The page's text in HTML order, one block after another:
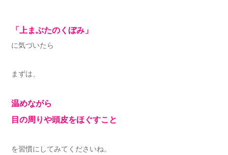
「上まぶたのくぼみ」
に気づいたら
まずは、
温めながら
目の周りや頭皮をほぐすこと
を習慣にしてみてくださいね。